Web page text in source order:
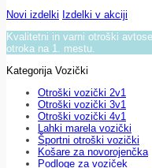
Novi izdelki Izdelki v akciji
Kvalitetni in varni otroški
otroka na 1. mestu.
Kategorija Vozički
Otroški vozički 2v1
Otroški vozički 3v1
Otroški vozički 4v1
Lahki marela vozički
Športni otroški vozički
Košare za novorojenčka
Podloge za voziček